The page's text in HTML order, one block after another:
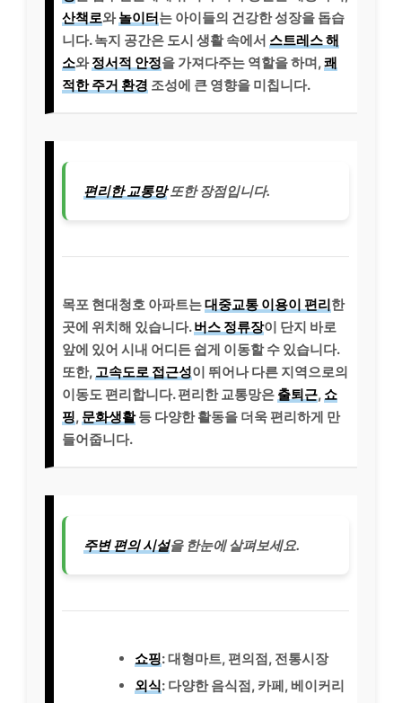
산책로와놀이터는 아이들의 건강한 성장을 돕습
니다. 녹지 공간은 도시 생활 속에서 스트레스 해
소와정서적 안정을 가져다주는 역할을 하며,쾌
적한 주거 환경 조성에 큰 영향을 미칩니다.
편리한 교통망또한 장점입니다.
목포 현대청호 아파트는대중교통 이용이 편리한
곳에 위치해 있습니다.버스 정류장이 단지 바로
앞에 있어 시내 어디든 쉽게 이동할 수 있습니다.
또한, 고속도로 접근성이 뛰어나 다른 지역으로의
이동도 편리합니다. 편리한 교통망은 출퇴근, 쇼
핑, 문화생활등 다양한 활동을 더욱 편리하게 만
들어줍니다.
주변 편의 시설을 한눈에 살펴보세요.
쇼핑: 대형마트, 편의점, 전통시장
외식: 다양한 음식점, 카페, 베이커리